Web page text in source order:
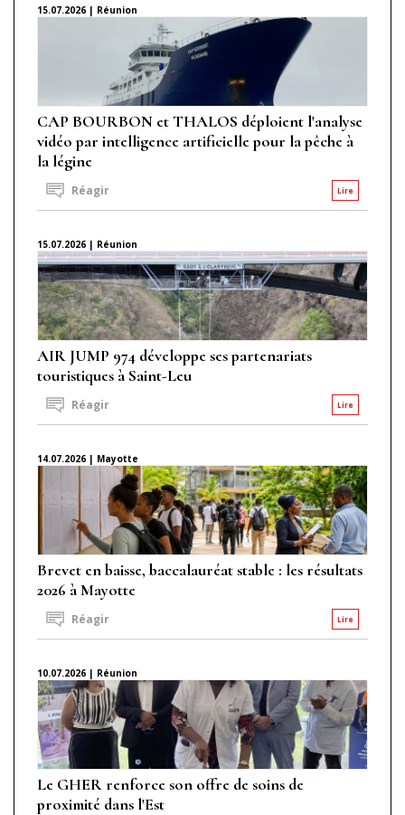
15.07.2026 | Réunion
CAP BOURBON et THALOS déploient l'analyse
vidéo par intelligence artificielle pour la pêche à
la légine
Lire
Réagir
15.07.2026 | Réunion
AIR JUMP 974 développe ses partenariats
touristiques à Saint-Leu
Lire
Réagir
14.07.2026 | Mayotte
Brevet en baisse, baccalauréat stable : les résultats
2026 à Mayotte
Lire
Réagir
10.07.2026 | Réunion
Le GHER renforce son offre de soins de
proximité dans l'Est